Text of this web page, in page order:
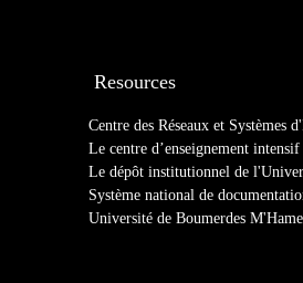
Resources
Centre des Réseaux et Systèmes
Le centre d’enseignement intensif
Le dépôt institutionnel de
Système national de
Université de Boumerdes